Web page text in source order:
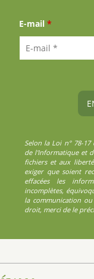
E-mail *
Selon la Loi n° 78-
de l'Informatique et
fichiers et aux
exiger que soient
effacées les
incomplètes,
la communication
droit, merci de le